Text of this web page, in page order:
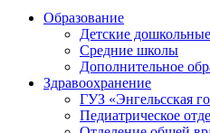
Образование
Детские
Средние школы
Дополнительное
Здравоохранение
ГУЗ «Энгельсская
Педиатрическое